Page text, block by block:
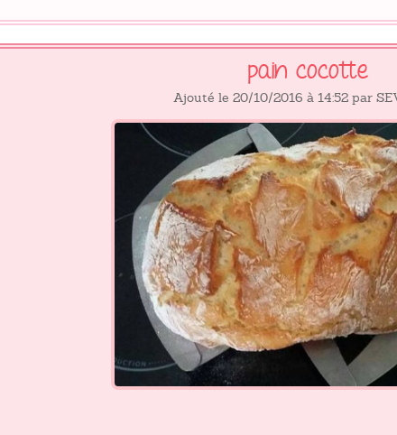
pain cocotte
Ajouté le 20/10/2016 à 14:52 par